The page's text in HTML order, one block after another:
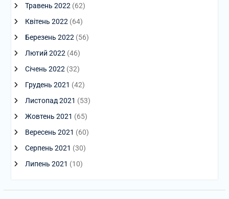
Травень 2022(62)
Квітень 2022(64)
Березень 2022(56)
Лютий 2022(46)
Січень 2022(32)
Грудень 2021 (42)
Листопад 2021 (53)
Жовтень 2021 (65)
Вересень 2021 (60)
Серпень 2021 (30)
Липень 2021 (10)